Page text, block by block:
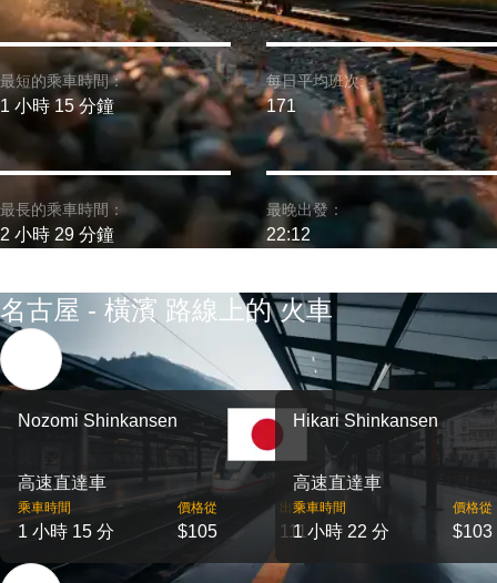
最短的乘車時間：
1 小時 15 分鐘
最長的乘車時間：
2 小時 29 分鐘
每日平均班次:
171
最晚出發：
22:12
名古屋 - 橫濱 路線上的 火車
Nozomi Shinkansen
高速直達車
乘車時間
1 小時 15 分
價格從
$105
出發
111
Hikari Shinkansen
高速直達車
乘車時間
1 小時 22 分
價格從
$103